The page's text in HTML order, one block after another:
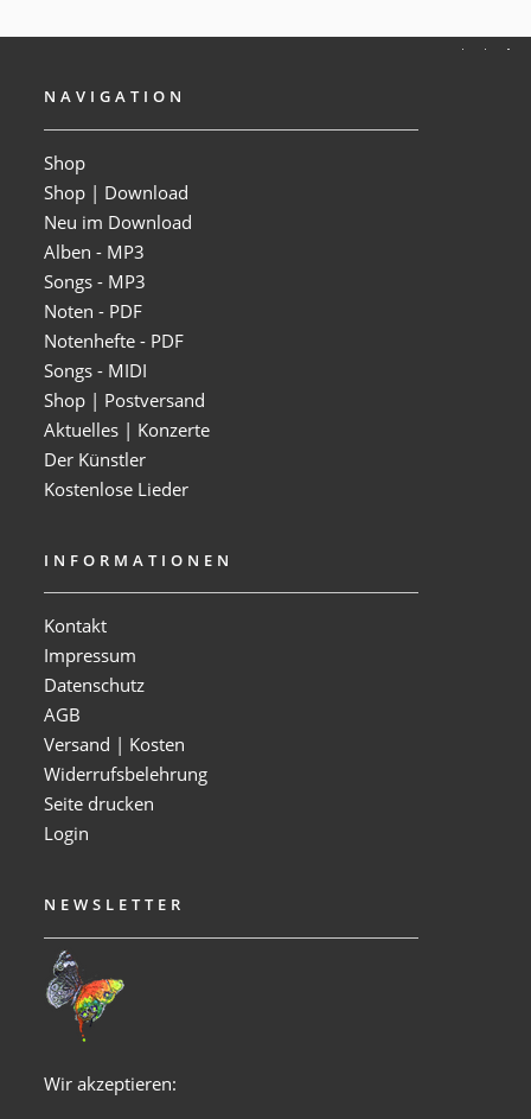
NAVIGATION
Shop
Shop | Download
Neu im Download
Alben - MP3
Songs - MP3
Noten - PDF
Notenhefte - PDF
Songs - MIDI
Shop | Postversand
Aktuelles | Konzerte
Der Künstler
Kostenlose Lieder
INFORMATIONEN
Kontakt
Impressum
Datenschutz
AGB
Versand | Kosten
Widerrufsbelehrung
Seite drucken
Login
NEWSLETTER
Wir akzeptieren: